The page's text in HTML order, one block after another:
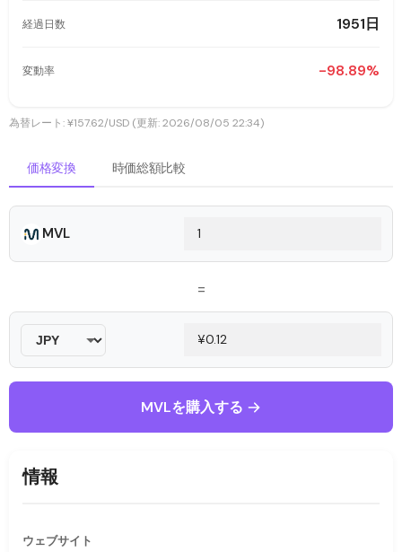
経過日数 1951日
変動率 -98.89%
為替レート: ¥157.62/USD (更新: 2026/08/05 22:34)
価格変換 時価総額比較
MVL
=
MVLを購入する
情報
ウェブサイト